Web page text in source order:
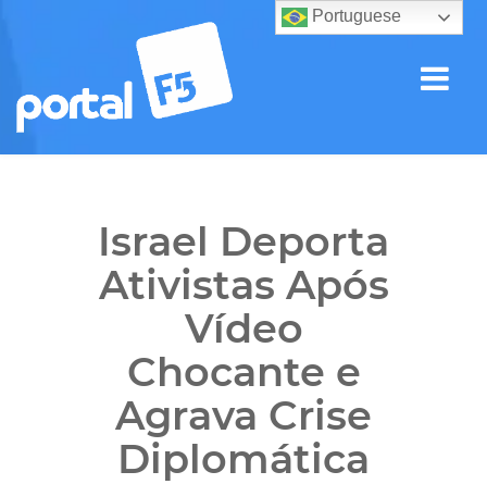
Israel Deporta
Ativistas Após
Vídeo
Chocante e
Agrava Crise
Diplomática
Portuguese